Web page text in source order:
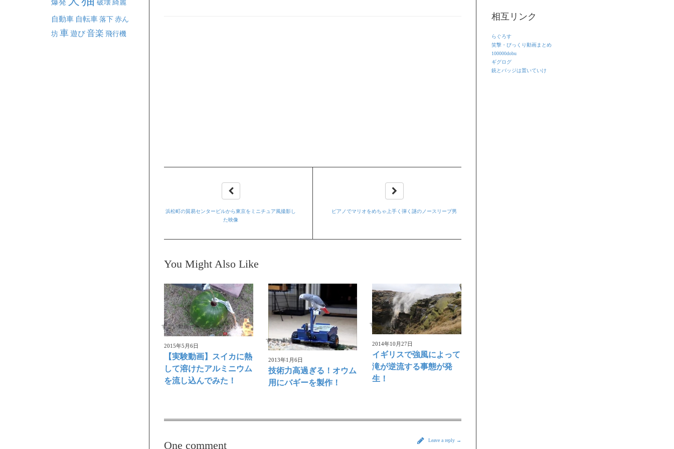
浜松町の貿易センタービルから東京をミニチュア風撮影し
た映像
ピアノでマリオをめちゃ上手く弾く謎のノースリーブ男
You Might Also Like
すごい動画
2015年5月6日
【実験動画】スイカに熱
して溶けたアルミニウム
を流し込んでみた！
すごい動画
2013年1月6日
技術力高過ぎる！オウム
用にバギーを製作！
すごい動画
2014年10月27日
イギリスで強風によって
滝が逆流する事態が発
生！
One comment Leave a reply →
相互リンク
らぐろす
笑撃・びっくり動画まとめ
100000dobu
ギグログ
銃とバッジは置いていけ
爆発 破壊綺麗
自動車 自転車落下赤ん
坊車遊び音楽 飛行機